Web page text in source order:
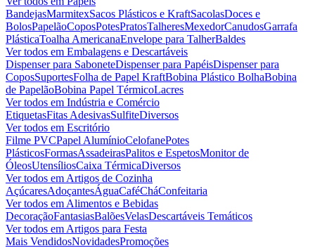
BandejasMarmitexSacos Plásticos e KraftSacolasDoces e
BolosPapelãoCoposPotesPratosTalheresMexedorCanudosGarrafa
PlásticaToalha AmericanaEnvelope para TalherBaldes
Ver todos em Embalagens e Descartáveis
Dispenser para SaboneteDispenser para PapéisDispenser para
CoposSuportesFolha de Papel KraftBobina Plástico BolhaBobina
de PapelãoBobina Papel TérmicoLacres
Ver todos em Indústria e Comércio
EtiquetasFitas AdesivasSulfiteDiversos
Ver todos em Escritório
Filme PVCPapel AlumínioCelofanePotes
PlásticosFormasAssadeirasPalitos e EspetosMonitor de
ÓleosUtensíliosCaixa TérmicaDiversos
Ver todos em Artigos de Cozinha
AçúcaresAdoçantesÁguaCaféCháConfeitaria
Ver todos em Alimentos e Bebidas
DecoraçãoFantasiasBalõesVelasDescartáveis Temáticos
Ver todos em Artigos para Festa
Mais VendidosNovidadesPromoções